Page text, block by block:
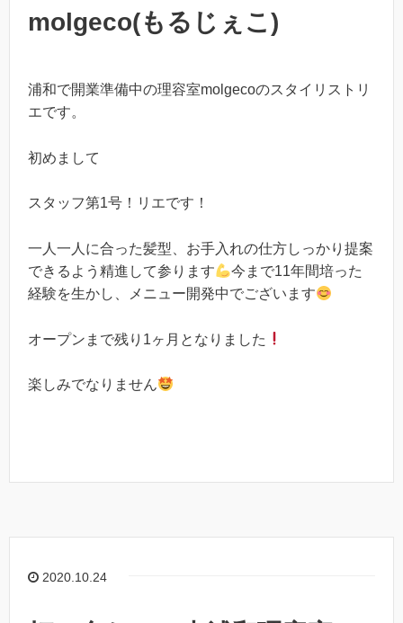
molgeco(もるじぇこ)
浦和で開業準備中の理容室molgecoのスタイリストリ
エです。
初めまして
スタッフ第1号！リエです！
一人一人に合った髪型、お手入れの仕方しっかり提案
できるよう精進して参ります
今まで11年間培った
経験を生かし、メニュー開発中でございます
オープンまで残り 1ヶ月となりました
楽しみでなりません
2020.10.24